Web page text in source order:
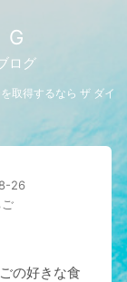
ログ
取得するなら ザ ダイ
26
の好きな食